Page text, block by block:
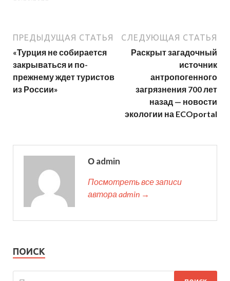
ПРЕДЫДУЩАЯ СТАТЬЯ
«Турция не собирается
закрываться и по-
прежнему ждет туристов
из России»
СЛЕДУЮЩАЯ СТАТЬЯ
Раскрыт загадочный
источник
антропогенного
загрязнения 700 лет
назад — новости
экологии на ECOportal
О admin
Посмотреть все записи
автора admin →
ПОИСК